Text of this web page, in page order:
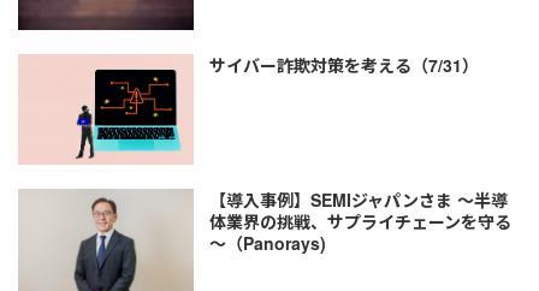
サイバー詐欺対策を考える（7/31）
【導入事例】SEMIジャパンさま ～半導
体業界の挑戦、サプライチェーンを守る
～（Panorays)